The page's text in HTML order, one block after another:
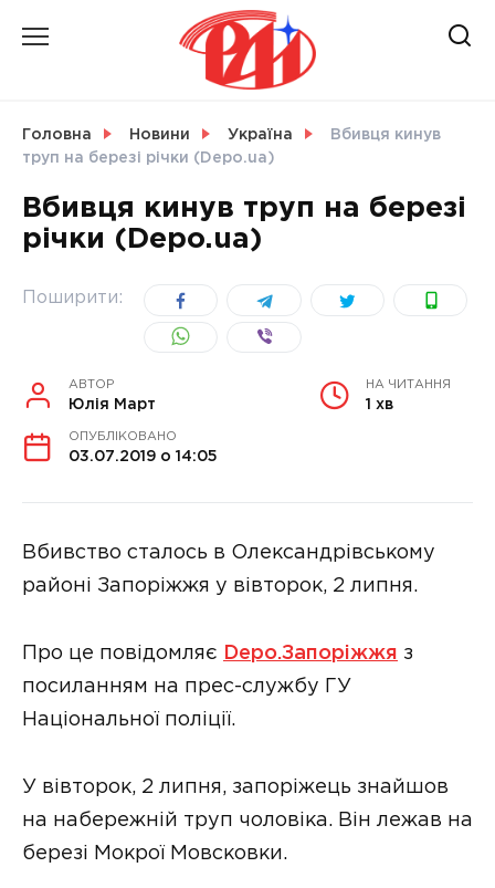
УКРАЇНА
Головна Новини Україна
Вбивця кинув
труп на березі річки (Depo.ua)
Вбивця кинув труп на березі
річки (Depo.ua)
Поширити:
АВТОР
Юлія Март
НА ЧИТАННЯ
1 хв
ОПУБЛІКОВАНО
03.07.2019 о 14:05
Вбивство сталось в Олександрівському
районі Запоріжжя у вівторок, 2 липня.
Про це повідомляє Depo.Запоріжжя з
посиланням на прес-службу ГУ
Національної поліції.
У вівторок, 2 липня, запоріжець знайшов
на набережній труп чоловіка. Він лежав на
березі Мокрої Мовсковки.